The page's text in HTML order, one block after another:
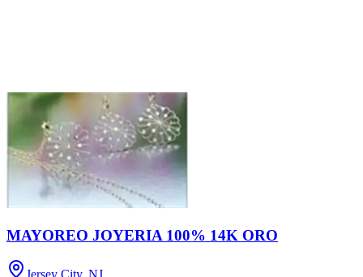
MAYOREO JOYERIA 100% 14K ORO